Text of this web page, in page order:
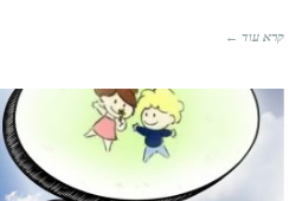
קרא עוד ←